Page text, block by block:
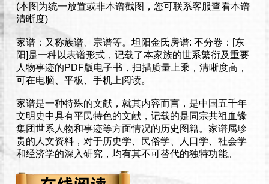
(本图为统一放置或非本谱截图，您可联系客服查看本谱
清晰度)
家谱：又称族谱、宗谱等。坦阳金氏房谱: 不分卷：[东
阳]是一种以表谱形式，记载了本家族的世系繁衍及重要
人物事迹的PDF版电子书，扫描质量上乘，清晰度高，
可在电脑、平板、手机上阅读。
家谱是一种特殊的文献，就其内容而言，是中国五千年
文明史中具有平民特色的文献，记载的是同宗共祖血缘
集团世系人物和事迹等方面情况的历史图籍。家谱属珍
贵的人文资料，对于历史学、民俗学、人口学、社会学
和经济学的深入研究，均有其不可替代的独特功能。